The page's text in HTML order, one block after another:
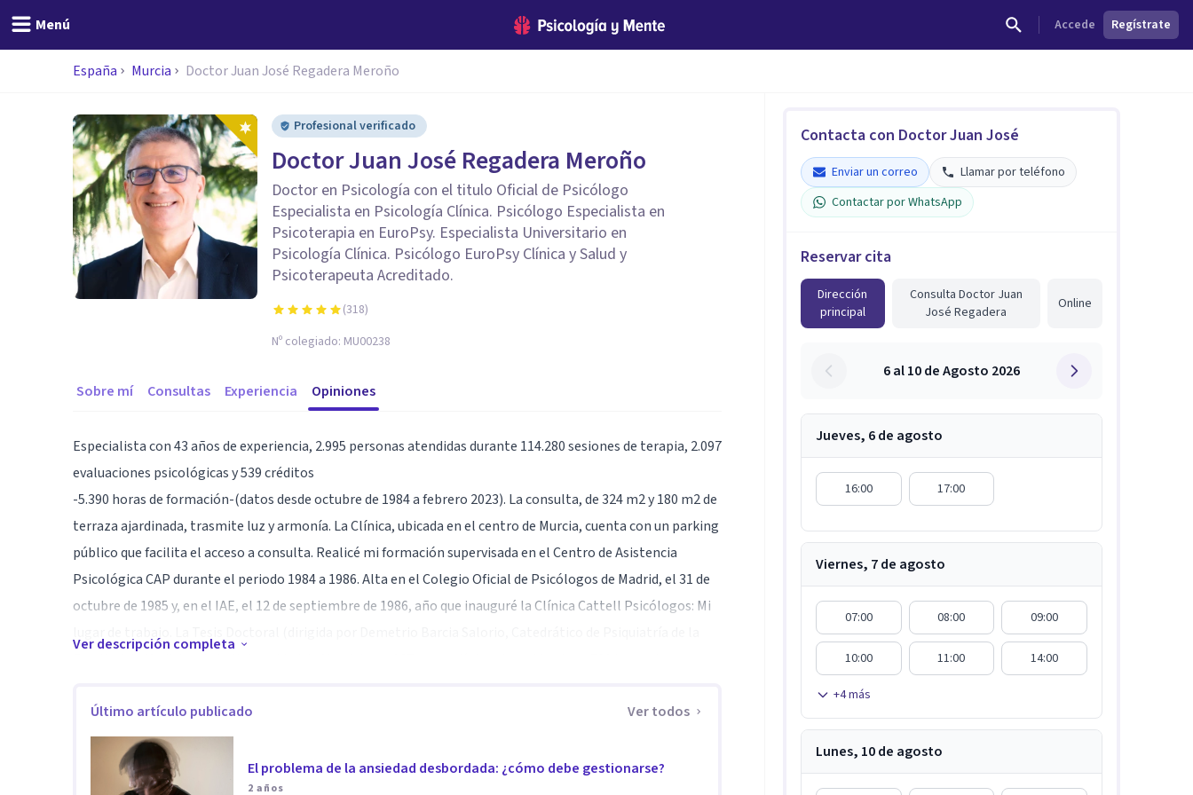
Menú Accede Regístrate
España Murcia Doctor Juan José Regadera Meroño
Profesional verificado
Doctor Juan José Regadera Meroño
Doctor en Psicología con el titulo Oficial de Psicólogo
Especialista en Psicología Clínica. Psicólogo Especialista en
Psicoterapia en EuroPsy. Especialista Universitario en
Psicología Clínica. Psicólogo EuroPsy Clínica y Salud y
Psicoterapeuta Acreditado.
(318)
Nº colegiado: MU00238
Sobre mí Consultas Experiencia Opiniones
Especialista con 43 años de experiencia, 2.995 personas atendidas durante 114.280 sesiones de terapia, 2.097
evaluaciones psicológicas y 539 créditos
-5.390 horas de formación-(datos desde octubre de 1984 a febrero 2023). La consulta, de 324 m2 y 180 m2 de
terraza ajardinada, trasmite luz y armonía. La Clínica, ubicada en el centro de Murcia, cuenta con un parking
público que facilita el acceso a consulta. Realicé mi formación supervisada en el Centro de Asistencia
Psicológica CAP durante el periodo 1984 a 1986. Alta en el Colegio Oficial de Psicólogos de Madrid, el 31 de
octubre de 1985 y, en el IAE, el 12 de septiembre de 1986, año que inauguré la Clínica Cattell Psicólogos: Mi
teórico que me introdujo en el Modelo Contextual de Psicoterapia, actualmente imperante en el campo de
los tratamientos psicológicos eficaces y con evidencia científica.
Especialidad
Ver descripción completa
Último artículo publicado Ver todos
El problema de la ansiedad desbordada: ¿cómo debe gestionarse?
2 años
Contacta con Doctor Juan José
Enviar un correo
Llamar por teléfono
Contactar por WhatsApp
Reservar cita
Dirección
principal
Consulta Doctor Juan
José Regadera
Online
6 al 10 de Agosto 2026
Jueves, 6 de agosto
16:00 17:00
Viernes, 7 de agosto
07:00 08:00 09:00
10:00 11:00 14:00
+4más
Lunes, 10 de agosto